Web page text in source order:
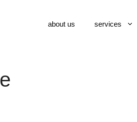
about us services